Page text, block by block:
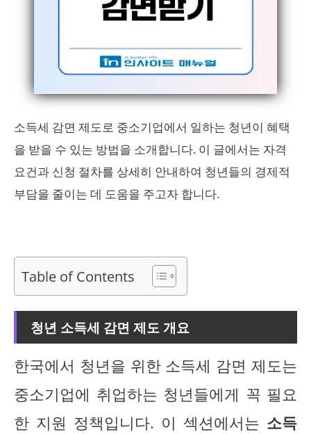
소득세 감면 제도로 중소기업에서 일하는 청년이 혜택
을 받을 수 있는 방법을 소개합니다. 이 글에서는 자격
요건과 신청 절차를 상세히 안내하여 청년들의 경제적
부담을 줄이는 데 도움을 주고자 합니다.
Table of Contents
청년 소득세 감면 제도 개요
한국에서 청년을 위한 소득세 감면 제도는
중소기업에 취업하는 청년들에게 꼭 필요
한 지원 정책입니다. 이 섹션에서는 소득